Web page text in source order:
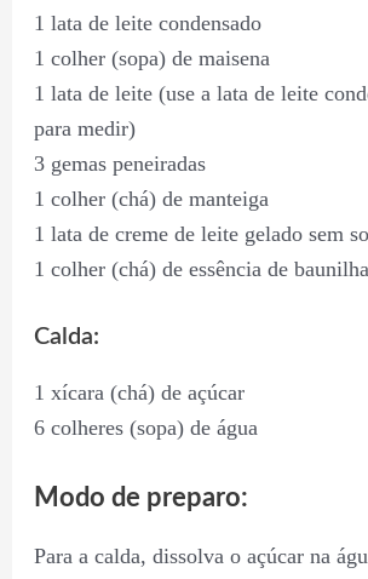
1 lata de leite condensado
1 colher (sopa) de maisena
1 lata de leite (use a lata de leite
para medir)
3 gemas peneiradas
1 colher (chá) de manteiga
1 lata de creme de leite gelado sem
1 colher (chá) de essência de baunilha
Calda:
1 xícara (chá) de açúcar
6 colheres (sopa) de água
Modo de preparo:
Para a calda, dissolva o açúcar na